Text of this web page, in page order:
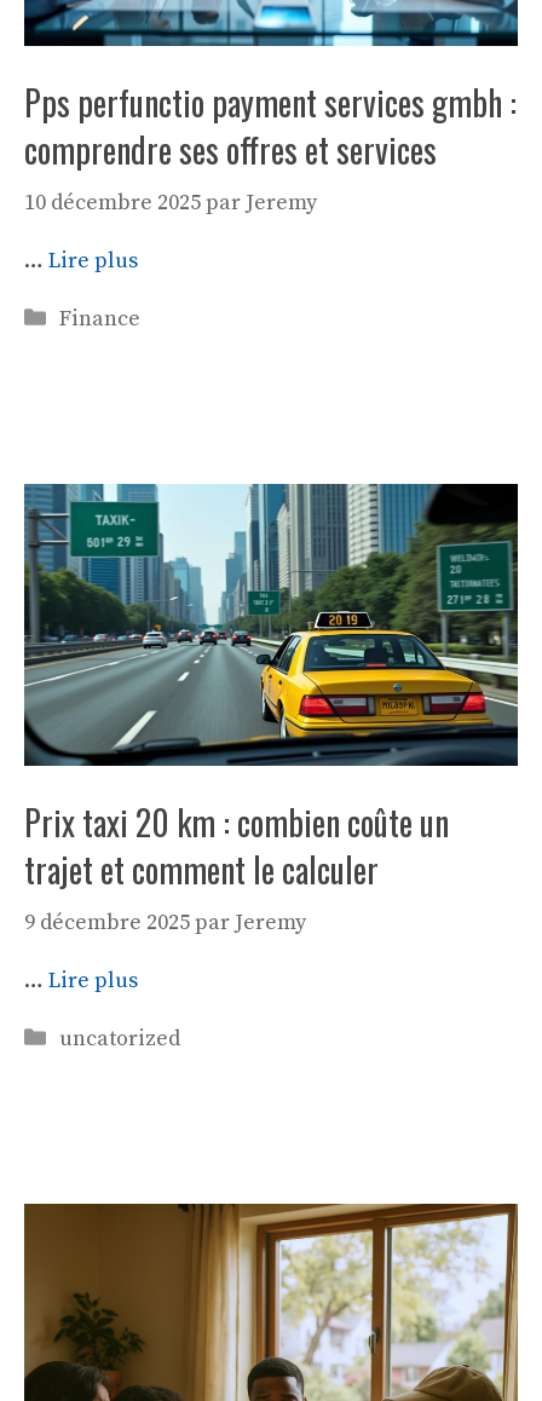
Pps perfunctio payment services gmbh :
comprendre ses offres et services
10 décembre 2025par Jeremy
… Lire plus
Catégories
Finance
Prix taxi 20 km : combien coûte un
trajet et comment le calculer
9 décembre 2025par Jeremy
… Lire plus
Catégories
uncatorized